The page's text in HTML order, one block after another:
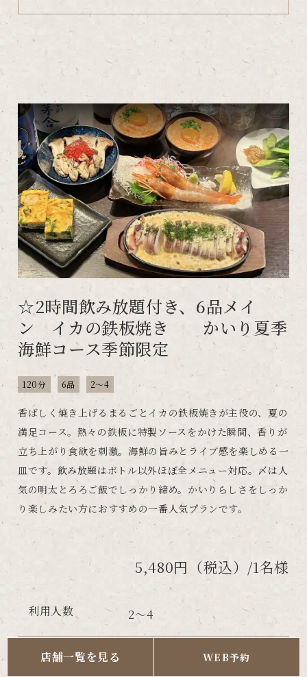
☆2時間飲み放題付き、6品メイ
ン イカの鉄板焼き かいり夏季
海鮮コース季節限定
120分 6品 2～4
香ばしく焼き上げるまるごとイカの鉄板焼きが主役の、夏の
満足コース。熱々の鉄板に特製ソースをかけた瞬間、香りが
立ち上がり食欲を刺激。海鮮の旨みとライブ感を楽しめる一
皿です。飲み放題はボトル以外ほぼ全メニュー対応。〆は人
気の明太とろろご飯でしっかり締め。かいりらしさをしっか
り楽しみたい方におすすめの一番人気プランです。
5,480円（税込）/1名様
利用人数 2～4
予約締切
店舗一覧を見る WEB予約